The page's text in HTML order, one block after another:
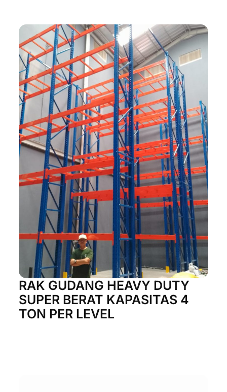
RAK GUDANG HEAVY DUTY
SUPER BERAT KAPASITAS 4
TON PER LEVEL